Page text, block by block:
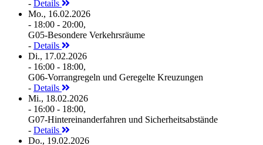
- Details
Mo., 16.02.2026
- 18:00 - 20:00,
G05-Besondere Verkehrsräume
- Details
Di., 17.02.2026
- 16:00 - 18:00,
G06-Vorrangregeln und Geregelte Kreuzungen
- Details
Mi., 18.02.2026
- 16:00 - 18:00,
G07-Hintereinanderfahren und Sicherheitsabstände
- Details
Do., 19.02.2026